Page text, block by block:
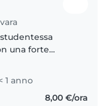
una forte
scientifico e
di
durante i
1 anno
8,00 €/ora